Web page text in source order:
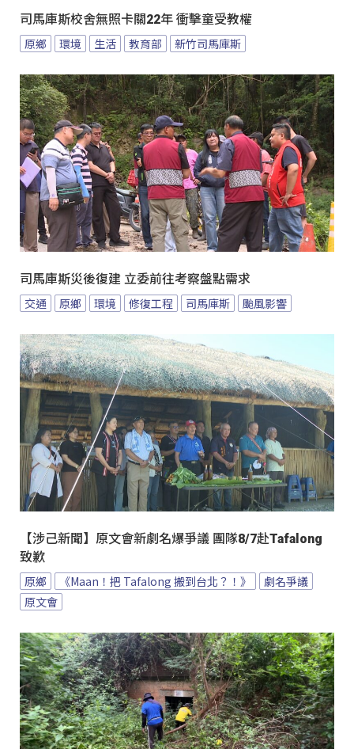
司馬庫斯校舍無照卡關22年 衝擊童受教權
原鄉 環境 生活 教育部 新竹司馬庫斯
司馬庫斯災後復建 立委前往考察盤點需求
交通 原鄉 環境 修復工程 司馬庫斯 颱風影響
【涉己新聞】原文會新劇名爆爭議 團隊8/7赴Tafalong
致歉
原鄉 《Maan！把 Tafalong 搬到台北？！》
劇名爭議
原文會